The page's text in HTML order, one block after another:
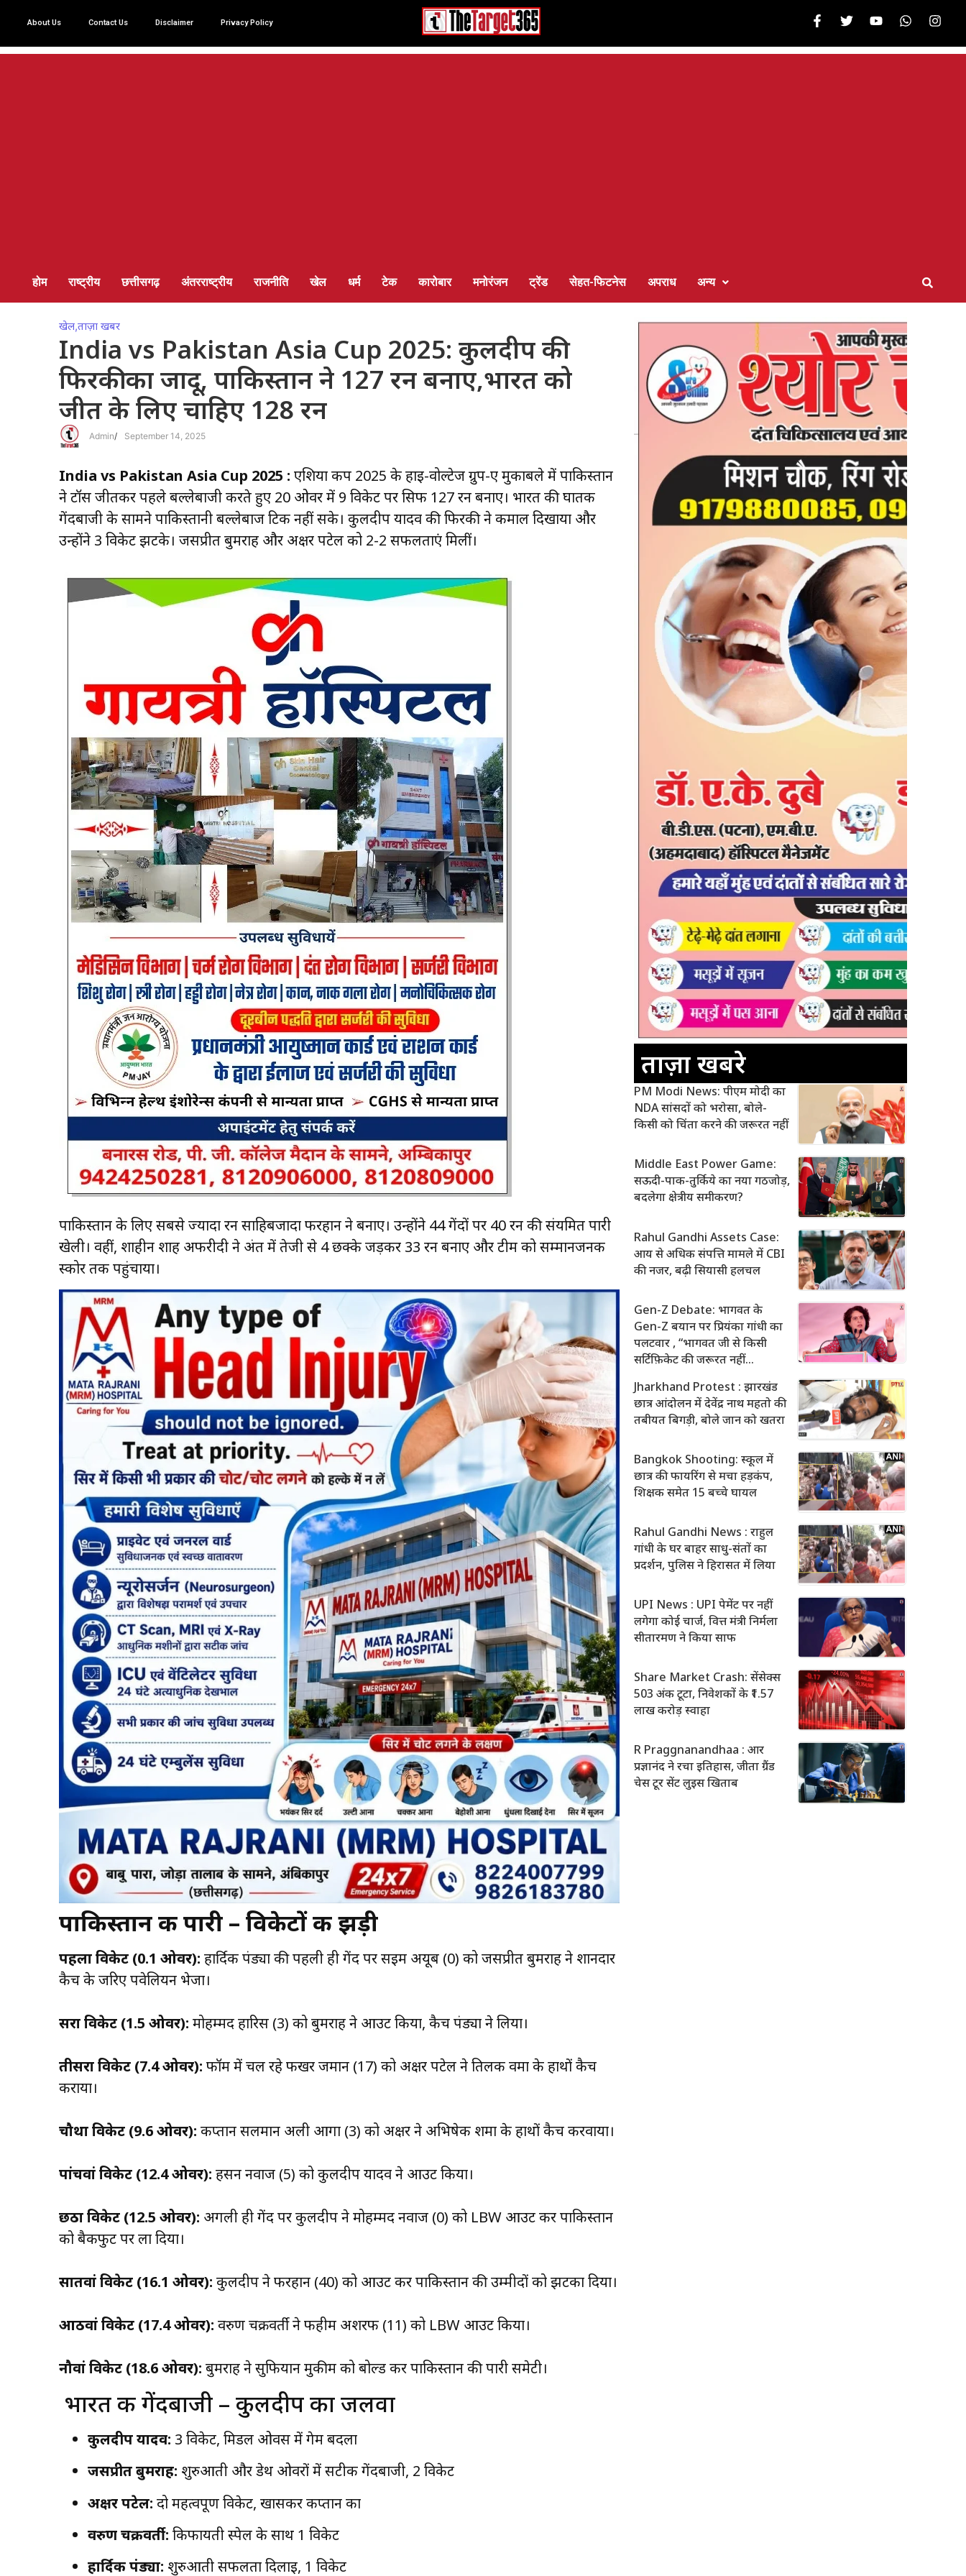
About Us Contact Us Disclaimer Privacy Policy
होम राष्ट्रीय छत्तीसगढ़ अंतरराष्ट्रीय राजनीति खेल धर्म टेक कारोबार मनोरंजन ट्रेंड सेहत-फिटनेस अपराध अन्य
खेल,ताज़ा खबर
India vs Pakistan Asia Cup 2025: कुलदीप की
फिरकी का जादू, पाकिस्तान ने 127 रन बनाए,भारत को
जीत के लिए चाहिए 128 रन
Admin/ September 14, 2025
India vs Pakistan Asia Cup 2025 : एशिया कप 2025 के हाई-वोल्टेज ग्रुप-ए मुकाबले में पाकिस्तान
ने टॉस जीतकर पहले बल्लेबाजी करते हुए 20 ओवर में 9 विकेट पर सिर्फ 127 रन बनाए। भारत की घातक
गेंदबाजी के सामने पाकिस्तानी बल्लेबाज टिक नहीं सके। कुलदीप यादव की फिरकी ने कमाल दिखाया और
उन्होंने 3 विकेट झटके। जसप्रीत बुमराह और अक्षर पटेल को 2-2 सफलताएं मिलीं।
पाकिस्तान के लिए सबसे ज्यादा रन साहिबजादा फरहान ने बनाए। उन्होंने 44 गेंदों पर 40 रन की संयमित पारी
खेली। वहीं, शाहीन शाह अफरीदी ने अंत में तेजी से 4 छक्के जड़कर 33 रन बनाए और टीम को सम्मानजनक
स्कोर तक पहुंचाया।
पाकिस्तान की पारी – विकेटों की झड़ी
पहला विकेट (0.1 ओवर): हार्दिक पंड्या की पहली ही गेंद पर सईम अयूब (0) को जसप्रीत बुमराह ने शानदार
कैच के जरिए पवेलियन भेजा।
दूसरा विकेट (1.5 ओवर): मोहम्मद हारिस (3) को बुमराह ने आउट किया, कैच पंड्या ने लिया।
तीसरा विकेट (7.4 ओवर): फॉर्म में चल रहे फखर जमान (17) को अक्षर पटेल ने तिलक वर्मा के हाथों कैच
कराया।
चौथा विकेट (9.6 ओवर): कप्तान सलमान अली आगा (3) को अक्षर ने अभिषेक शर्मा के हाथों कैच करवाया।
पांचवां विकेट (12.4 ओवर): हसन नवाज (5) को कुलदीप यादव ने आउट किया।
छठा विकेट (12.5 ओवर): अगली ही गेंद पर कुलदीप ने मोहम्मद नवाज (0) को LBW आउट कर पाकिस्तान
को बैकफुट पर ला दिया।
सातवां विकेट (16.1 ओवर): कुलदीप ने फरहान (40) को आउट कर पाकिस्तान की उम्मीदों को झटका दिया।
आठवां विकेट (17.4 ओवर): वरुण चक्रवर्ती ने फहीम अशरफ (11) को LBW आउट किया।
नौवां विकेट (18.6 ओवर): बुमराह ने सुफियान मुकीम को बोल्ड कर पाकिस्तान की पारी समेटी।
भारत की गेंदबाजी – कुलदीप का जलवा
कुलदीप यादव: 3 विकेट, मिडल ओवर्स में गेम बदला
जसप्रीत बुमराह: शुरुआती और डेथ ओवरों में सटीक गेंदबाजी, 2 विकेट
अक्षर पटेल: दो महत्वपूर्ण विकेट, खासकर कप्तान का
वरुण चक्रवर्ती: किफायती स्पेल के साथ 1 विकेट
हार्दिक पंड्या: शुरुआती सफलता दिलाई, 1 विकेट
ताज़ा खबरे
PM Modi News: पीएम मोदी का
NDA सांसदों को भरोसा, बोले-
किसी को चिंता करने की जरूरत नहीं
Middle East Power Game:
सऊदी-पाक-तुर्किये का नया गठजोड़,
बदलेगा क्षेत्रीय समीकरण?
Rahul Gandhi Assets Case:
आय से अधिक संपत्ति मामले में CBI
की नजर, बढ़ी सियासी हलचल
Gen-Z Debate: भागवत के
Gen-Z बयान पर प्रियंका गांधी का
पलटवार , “भागवत जी से किसी
सर्टिफ़िकेट की जरूरत नहीं…
Jharkhand Protest : झारखंड
छात्र आंदोलन में देवेंद्र नाथ महतो की
तबीयत बिगड़ी, बोले जान को खतरा
Bangkok Shooting: स्कूल में
छात्र की फायरिंग से मचा हड़कंप,
शिक्षक समेत 15 बच्चे घायल
Rahul Gandhi News : राहुल
गांधी के घर बाहर साधु-संतों का
प्रदर्शन, पुलिस ने हिरासत में लिया
UPI News : UPI पेमेंट पर नहीं
लगेगा कोई चार्ज, वित्त मंत्री निर्मला
सीतारमण ने किया साफ
Share Market Crash: सेंसेक्स
503 अंक टूटा, निवेशकों के ₹1.57
लाख करोड़ स्वाहा
R Praggnanandhaa : आर
प्रज्ञानंद ने रचा इतिहास, जीता ग्रैंड
चेस टूर सेंट लुइस खिताब